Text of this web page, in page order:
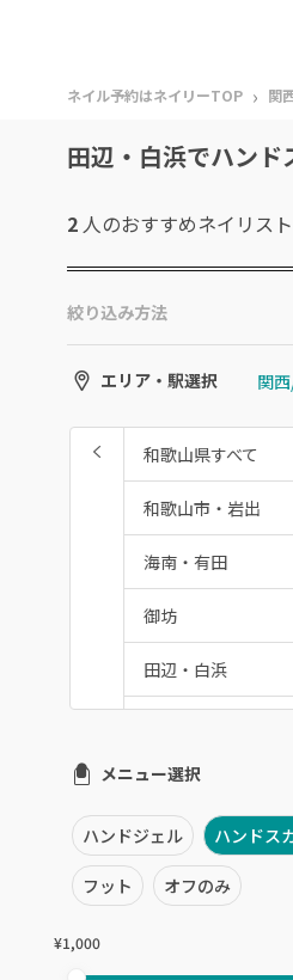
ネイル予約はネイリーTOP › 関
田辺・白浜でハン
2 人のおすすめネイリスト
絞り込み方法
エリア・駅選択
和歌山県すべて
和歌山市・岩出
海南・有田
御坊
田辺・白浜
和歌山県その他
メニュー選択
ハンドジェル ハンドス
フット オフのみ
¥1,000